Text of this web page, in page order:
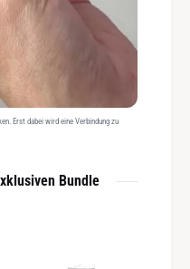
Erst dabei wird eine Verbindung zu
Bundle